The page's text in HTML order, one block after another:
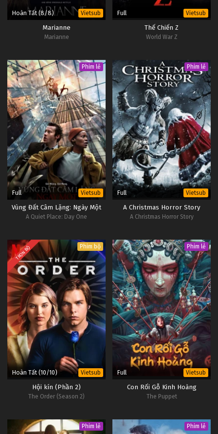
Hoàn Tất (8/8) Vietsub
Marianne
Marianne
Full Vietsub
Thế Chiến Z
World War Z
Phim lẻ
Full Vietsub
Vùng Đất Câm Lặng: Ngày Một
A Quiet Place: Day One
Phim lẻ
Full Vietsub
A Christmas Horror Story
A Christmas Horror Story
TRỌN BỘ Phim bộ
Hoàn Tất (10/10) Vietsub
Hội kín (Phần 2)
The Order (Season 2)
Phim lẻ
Full Vietsub
Con Rối Gỗ Kinh Hoàng
The Puppet
Phim lẻ Phim lẻ